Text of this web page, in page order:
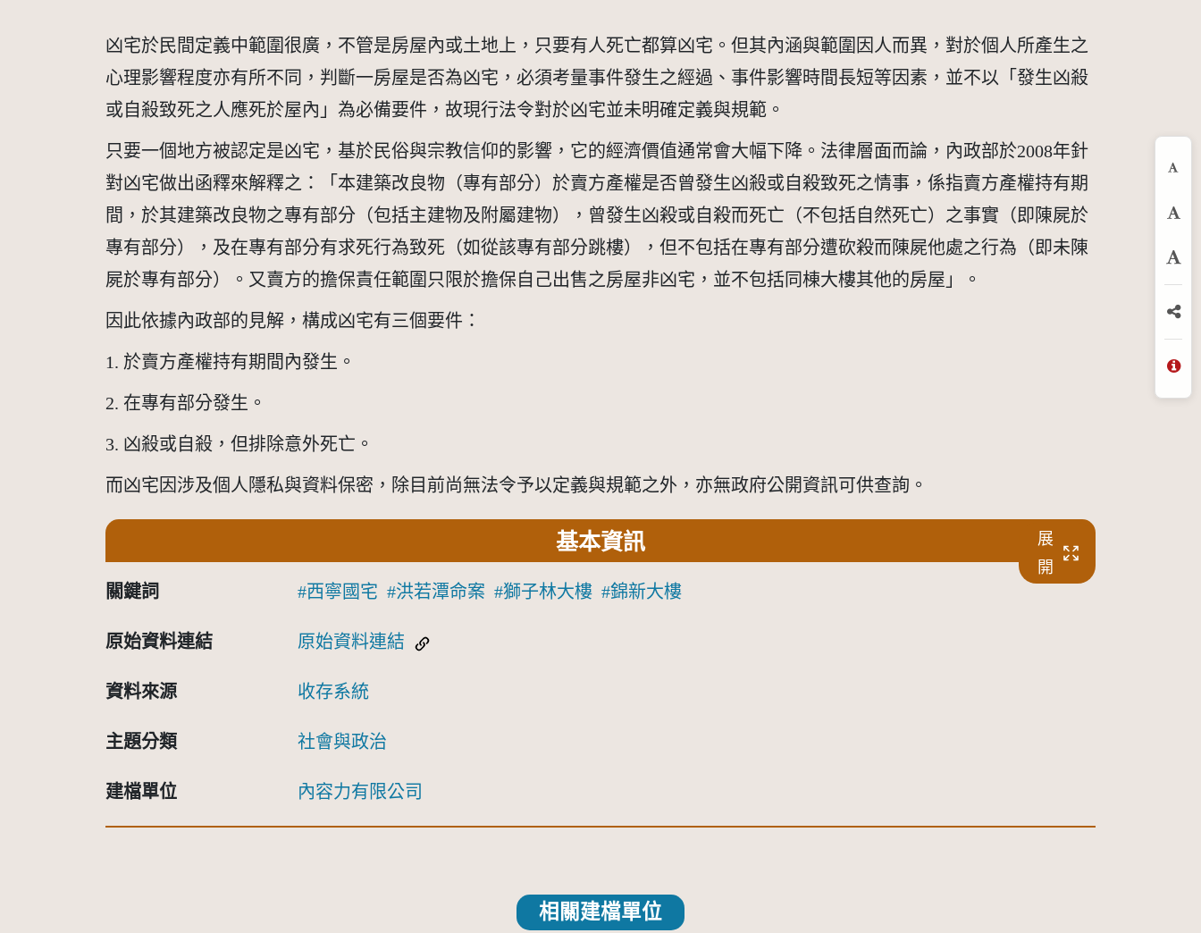
凶宅於民間定義中範圍很廣，不管是房屋內或土地上，只要有人死亡都算凶宅。但其內涵與範圍因人而異，對於個人所產生之
心理影響程度亦有所不同，判斷一房屋是否為凶宅，必須考量事件發生之經過、事件影響時間長短等因素，並不以「發生凶殺
或自殺致死之人應死於屋內」為必備要件，故現行法令對於凶宅並未明確定義與規範。
只要一個地方被認定是凶宅，基於民俗與宗教信仰的影響，它的經濟價值通常會大幅下降。法律層面而論，內政部於2008年針
對凶宅做出函釋來解釋之：「本建築改良物（專有部分）於賣方產權是否曾發生凶殺或自殺致死之情事，係指賣方產權持有期
間，於其建築改良物之專有部分（包括主建物及附屬建物），曾發生凶殺或自殺而死亡（不包括自然死亡）之事實（即陳屍於
專有部分），及在專有部分有求死行為致死（如從該專有部分跳樓），但不包括在專有部分遭砍殺而陳屍他處之行為（即未陳
屍於專有部分）。又賣方的擔保責任範圍只限於擔保自己出售之房屋非凶宅，並不包括同棟大樓其他的房屋」。
因此依據內政部的見解，構成凶宅有三個要件：
1. 於賣方產權持有期間內發生。
2. 在專有部分發生。
3. 凶殺或自殺，但排除意外死亡。
而凶宅因涉及個人隱私與資料保密，除目前尚無法令予以定義與規範之外，亦無政府公開資訊可供查詢。
基本資訊
展
開
關鍵詞 西寧國宅 洪若潭命案 獅子林大樓 錦新大樓
原始資料連結 原始資料連結
資料來源 收存系統
主題分類 社會與政治
建檔單位 內容力有限公司
相關建檔單位
放
分